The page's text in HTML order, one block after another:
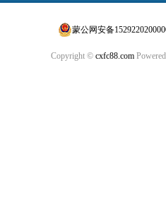
蒙公网安备
Copyright © cxfc88.com